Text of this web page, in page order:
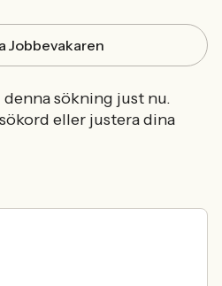
Jobbevakaren
sökning just nu.
eller justera dina